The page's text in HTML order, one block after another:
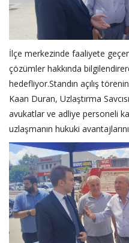
‎İlçe merkezinde faaliyete
çözümler hakkında
hedefliyor.Standın açılış
Kaan Duran, Uzlaştırma
avukatlar ve adliye personeli
uzlaşmanın hukuki